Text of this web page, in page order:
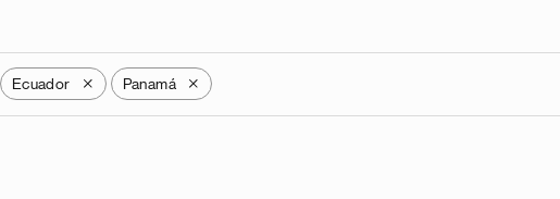
Ecuador X Panamá X